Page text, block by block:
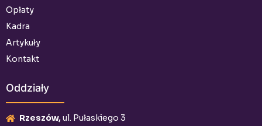
Opłaty
Kadra
Artykuły
Kontakt
Oddziały
Rzeszów,ul. Pułaskiego 3